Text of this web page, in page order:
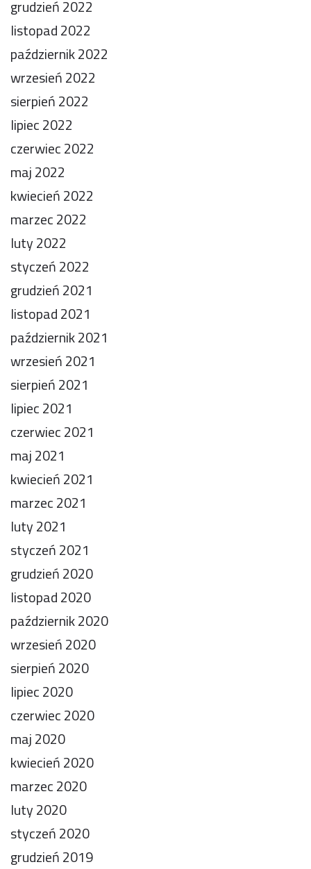
grudzień 2022
listopad 2022
październik 2022
wrzesień 2022
sierpień 2022
lipiec 2022
czerwiec 2022
maj 2022
kwiecień 2022
marzec 2022
luty 2022
styczeń 2022
grudzień 2021
listopad 2021
październik 2021
wrzesień 2021
sierpień 2021
lipiec 2021
czerwiec 2021
maj 2021
kwiecień 2021
marzec 2021
luty 2021
styczeń 2021
grudzień 2020
listopad 2020
październik 2020
wrzesień 2020
sierpień 2020
lipiec 2020
czerwiec 2020
maj 2020
kwiecień 2020
marzec 2020
luty 2020
styczeń 2020
grudzień 2019